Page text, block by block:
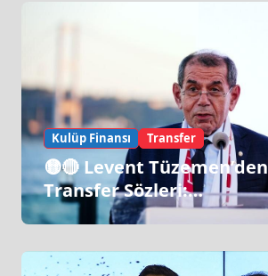
Kulüp Finansı Transfer
🟡🔴 Levent Tüzemen’den
Transfer Sözleri:
“Galatasaray’ın Zirve